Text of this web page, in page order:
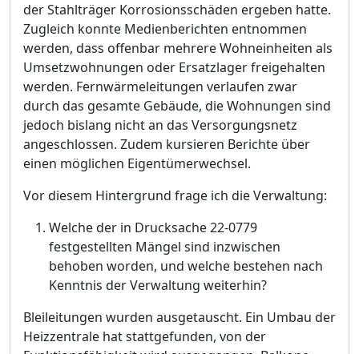
der Stahlträger Korrosionsschäden ergeben hatte.
Zugleich konnte Medienberichten entnommen
werden, dass offenbar mehrere Wohneinheiten als
Umsetzwohnungen oder Ersatzlager freigehalten
werden. Fernwärmeleitungen verlaufen zwar
durch das gesamte Gebäude, die Wohnungen sind
jedoch bislang nicht an das Versorgungsnetz
angeschlossen. Zudem kursieren Berichte über
einen möglichen Eigentümerwechsel.
Vor diesem Hintergrund frage ich die Verwaltung:
Welche der in Drucksache 22-0779
festgestellten Mängel sind inzwischen
behoben worden, und welche bestehen nach
Kenntnis der Verwaltung weiterhin?
Bleileitungen wurden ausgetauscht. Ein Umbau der
Heizzentrale hat stattgefunden, von der